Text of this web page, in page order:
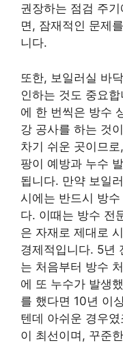
권장하는 점검 주
면, 잠재적인 문제
니다.
또한, 보일러실 바
인하는 것도 중요
에 한 번씩은 방수
강 공사를 하는 것
차기 쉬운 곳이므
팡이 예방과 누수
됩니다. 만약 보일
시에는 반드시 방
다. 이때는 방수 전
은 자재로 제대로
경제적입니다. 5년
는 처음부터 방수
에 또 누수가 발생
를 했다면 10년 이
텐데 아쉬운 경우
이 최선이며, 꾸준